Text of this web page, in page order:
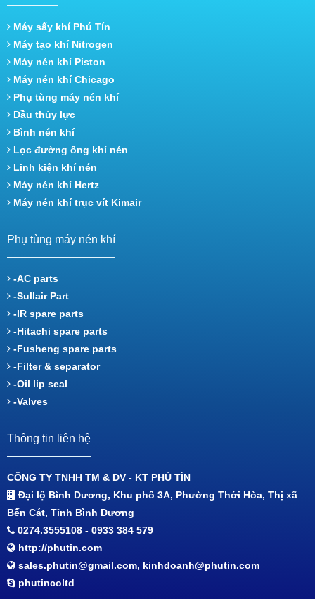
Máy sấy khí Phú Tín
Máy tạo khí Nitrogen
Máy nén khí Piston
Máy nén khí Chicago
Phụ tùng máy nén khí
Dầu thủy lực
Bình nén khí
Lọc đường ống khí nén
Linh kiện khí nén
Máy nén khí Hertz
Máy nén khí trục vít Kimair
Phụ tùng máy nén khí
-AC parts
-Sullair Part
-IR spare parts
-Hitachi spare parts
-Fusheng spare parts
-Filter & separator
-Oil lip seal
-Valves
Thông tin liên hệ
CÔNG TY TNHH TM & DV - KT PHÚ TÍN
Đại lộ Bình Dương, Khu phố 3A, Phường Thới Hòa, Thị xã
Bến Cát, Tỉnh Bình Dương
0274.3555108 - 0933 384 579
http://phutin.com
sales.phutin@gmail.com, kinhdoanh@phutin.com
phutincoltd